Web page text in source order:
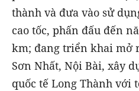
thành và đưa vào sử
cao tốc, phấn đấu đến
km; đang triển khai mở
Sơn Nhất, Nội Bài, xây
quốc tế Long Thành với